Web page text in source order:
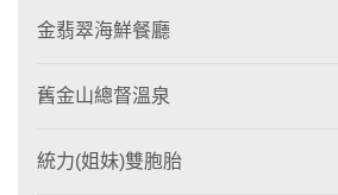
金翡翠海鮮餐廳
舊金山總督溫泉
統力(姐妹)雙胞胎